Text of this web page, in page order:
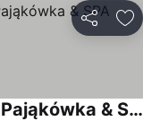
Partilhar
Osada Gubałówka na Polanie Pająkówka & SPA